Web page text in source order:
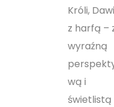
Króli,
z harfą –
wyraźną
wą i
świetlistą